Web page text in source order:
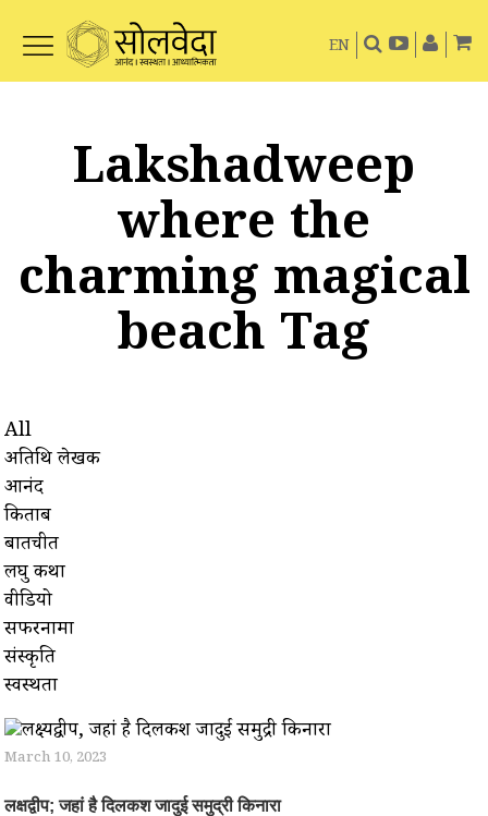
EN
Lakshadweep
where the
charming magical
beach Tag
All
अतिथि लेखक
आनंद
किताबें
बातचीत
लघु कथा
वीडियो
सफरनामा
संस्कृति
स्वस्थता
March 10, 2023
लक्षद्वीप; जहां है दिलकश जादुई समुद्री किनारा